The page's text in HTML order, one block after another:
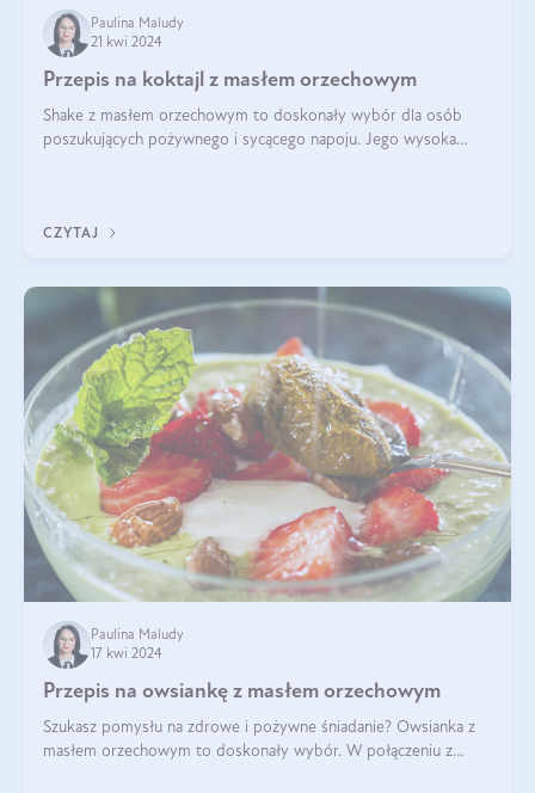
Paulina Maludy
21 kwi 2024
Przepis na koktajl z masłem orzechowym
Shake z masłem orzechowym to doskonały wybór dla osób
poszukujących pożywnego i sycącego napoju. Jego wysoka
CZYTAJ
Paulina Maludy
17 kwi 2024
Przepis na owsiankę z masłem orzechowym
Szukasz pomysłu na zdrowe i pożywne śniadanie? Owsianka z
masłem orzechowym to doskonały wybór. W połączeniu z